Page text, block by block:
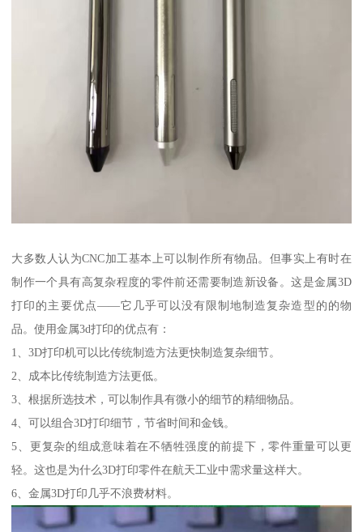
大多数人认为CNC加工基本上可以制作所有物品。但事实上有时在
制作一个具有高复杂程度的零件前还需要制造新设备。这是金属3D
打印的主要优点——它几乎可以没有限制地制造复杂造型的的物
品。使用金属3d打印的优点有：
1、3D打印机可以比传统制造方法更快制造复杂细节。
2、成本比传统制造方法更低。
3、根据所选技术，可以制作具有微小的细节的精细物品。
4、可以组合3D打印细节，节省时间和金钱。
5、更复杂的组成意味着在不牺牲强度的前提下，零件重量可以更
轻。这也是为什么3D打印零件在航天工业中需求量这样大。
6、金属3D打印几乎不浪费材料。